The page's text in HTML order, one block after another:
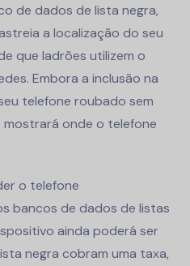
de dados de lista negra,
a localização do seu
que ladrões utilizem o
Embora a inclusão na
telefone roubado sem
mostrará onde o telefone
o telefone
bancos de dados de listas
ainda poderá ser
negra cobram uma taxa,